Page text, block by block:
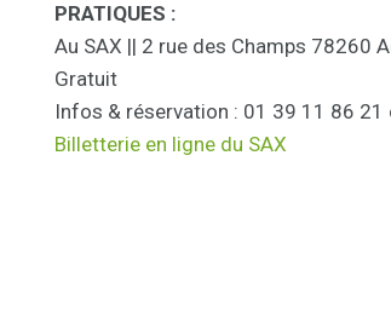
PRATIQUES :
Au SAX || 2 rue des Champs 78260
Gratuit
Infos & réservation : 01 39 11 86 21
Billetterie en ligne du SAX